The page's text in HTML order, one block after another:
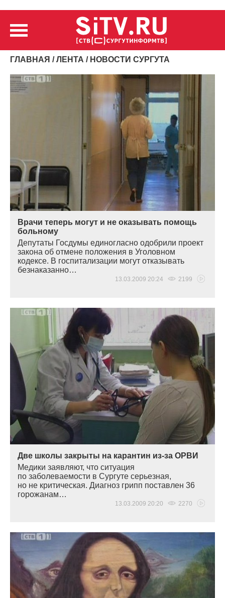
ГЛАВНАЯ /ЛЕНТА / НОВОСТИ СУРГУТА
Врачи теперь могут и не оказывать помощь
больному
Депутаты Госдумы единогласно одобрили проект
закона об отмене положения в Уголовном
кодексе. В госпитализации могут отказывать
безнаказанно…
13.03.2009 20:24 2199
Две школы закрыты на карантин из-за ОРВИ
Медики заявляют, что ситуация
по заболеваемости в Сургуте серьезная,
но не критическая. Диагноз грипп поставлен 36
горожанам…
13.03.2009 20:20 2270